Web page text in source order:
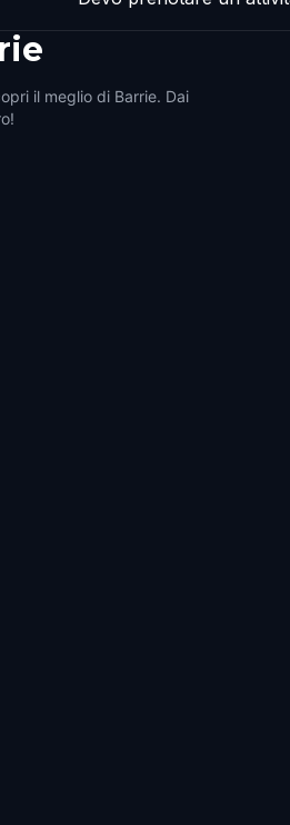
il meglio di Barrie. Dai